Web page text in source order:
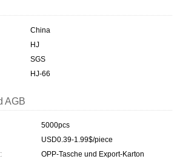
China
HJ
SGS
HJ-66
AGB
5000pcs
USD0.39-1.99$/piece
OPP-Tasche und Export-Karton